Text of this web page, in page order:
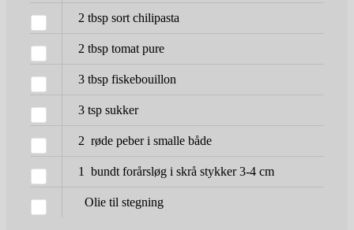
2 tbsp sort chilipasta
2 tbsp tomat pure
3 tbsp fiskebouillon
3 tsp sukker
2 røde peber i smalle både
1 bundt forårsløg i skrå stykker 3-4 cm
Olie til stegning